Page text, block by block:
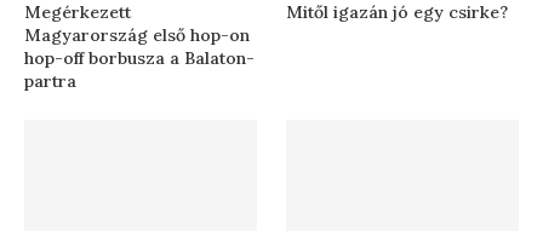
Megérkezett
Magyarország első hop-on
hop-off borbusza a Balaton-
partra
Mitől igazán jó egy csirke?